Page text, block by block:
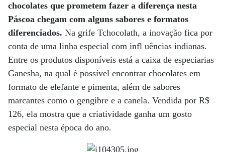
chocolates que prometem fazer a diferença nesta
Páscoa chegam com alguns sabores e formatos
diferenciados. Na grife Tchocolath, a inovação fica por
conta de uma linha especial com infl uências indianas.
Entre os produtos disponíveis está a caixa de especiarias
Ganesha, na qual é possível encontrar chocolates em
formato de elefante e pimenta, além de sabores
marcantes como o gengibre e a canela. Vendida por R$
126, ela mostra que a criatividade ganha um gosto
especial nesta época do ano.